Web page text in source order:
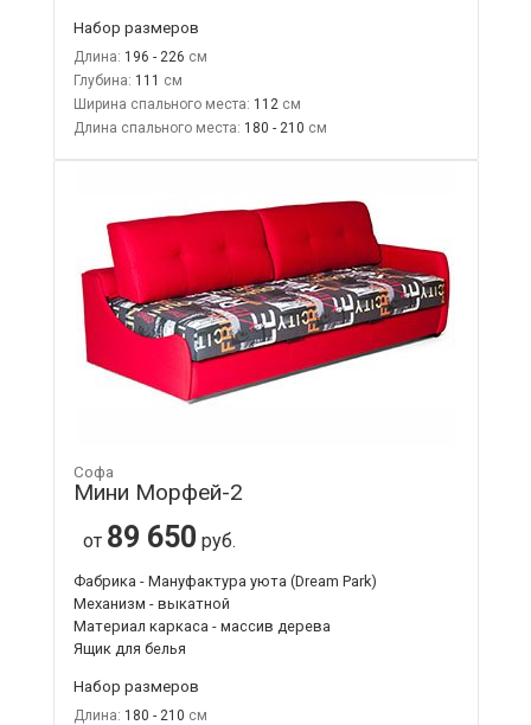
Набор размеров
Длина: 196 - 226
Глубина: 111
Ширина спального места: 112
Длина спального места: 180 - 210
Софа
Мини Морфей-2
от 89 650 руб.
Фабрика - Мануфактура уюта (Dream Park)
Механизм - выкатной
Материал каркаса - массив дерева
Ящик для белья
Набор размеров
Длина: 180 - 210